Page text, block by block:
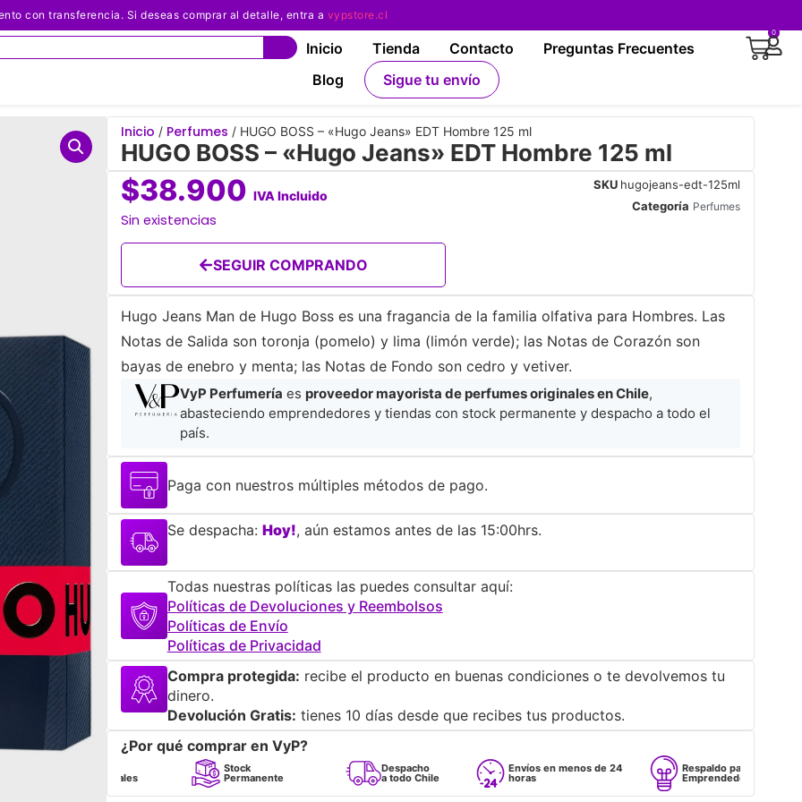
con transferencia. Si deseas comprar al detalle, entra a vypstore.cl
Inicio Tienda Contacto
Preguntas Frecuentes
Blog
Sigue tu envío
0
Inicio / Perfumes / HUGO BOSS – «Hugo Jeans» EDT Hombre 125 ml
HUGO BOSS – «Hugo Jeans» EDT Hombre 125 ml
$38.900 IVA Incluido
Sin existencias
SEGUIR COMPRANDO
SKU hugojeans-edt-125ml
Categoría Perfumes
Hugo Jeans Man de Hugo Boss es una fragancia de la familia olfativa para Hombres. Las
Notas de Salida son toronja (pomelo) y lima (limón verde); las Notas de Corazón son
bayas de enebro y menta; las Notas de Fondo son cedro y vetiver.
VyP Perfumería es proveedor mayorista de perfumes originales en Chile,
abasteciendo emprendedores y tiendas con stock permanente y despacho a todo el
país.
Paga con nuestros múltiples métodos de pago.
Se despacha: Hoy!, aún estamos antes de las 15:00hrs.
Todas nuestras políticas las puedes consultar aquí:
Políticas de Devoluciones y Reembolsos
Políticas de Envío
Políticas de Privacidad
Compra protegida: recibe el producto en buenas condiciones o te devolvemos tu
dinero.
Devolución Gratis: tienes 10 días desde que recibes tus productos.
¿Por qué comprar en VyP?
Stock
Permanente
Despacho
a todo Chile
Envíos en menos de 24
horas
Respaldo para
Emprendedores